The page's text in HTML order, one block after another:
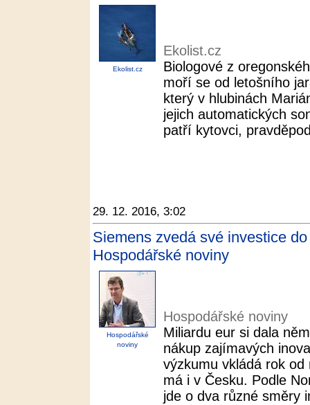
Ekolist.cz
Ekolist.cz
Biologové z
moří se od letošního
který v hlubinách
jejich automatických
patří kytovci,
29. 12. 2016, 3:02
Siemens zvedá své investice
Hospodářské noviny
Hospodářské
noviny
Hospodářské noviny
Miliardu eur si dala
nákup zajímavých
výzkumu vkládá rok
má i v Česku. Podle
jde o dva různé směry